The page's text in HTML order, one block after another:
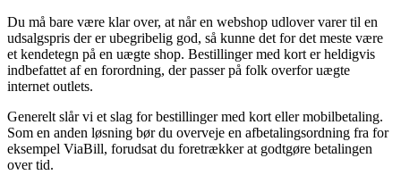
Du må bare være klar over, at når en webshop udlover varer til en
udsalgspris der er ubegribelig god, så kunne det for det meste være
et kendetegn på en uægte shop. Bestillinger med kort er heldigvis
indbefattet af en forordning, der passer på folk overfor uægte
internet outlets.
Generelt slår vi et slag for bestillinger med kort eller mobilbetaling.
Som en anden løsning bør du overveje en afbetalingsordning fra for
eksempel ViaBill, forudsat du foretrækker at godtgøre betalingen
over tid.